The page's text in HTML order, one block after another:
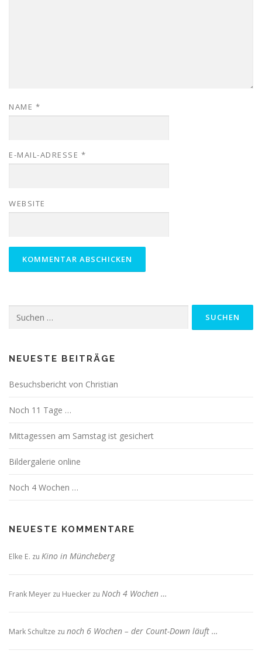
NAME *
E-MAIL-ADRESSE *
WEBSITE
nach:
NEUESTE BEITRÄGE
Besuchsbericht von Christian
Noch 11 Tage …
Mittagessen am Samstag ist gesichert
Bildergalerie online
Noch 4 Wochen …
NEUESTE KOMMENTARE
Elke E. zu Kino in Müncheberg
Frank Meyer zu Huecker zu Noch 4 Wochen …
Mark Schultze zu noch 6 Wochen – der Count-Down läuft …